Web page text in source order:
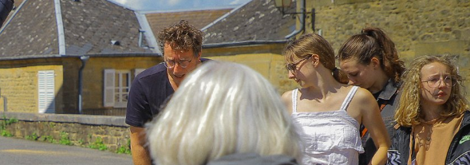
guichets municipaux pour
sourds et malentendants
autorisations d'urbanisme
Pré-déclarer un sinistre Mon logement sécurisé